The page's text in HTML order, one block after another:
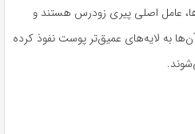
عامل اصلی پیری زودرس هستند و
به لایه‌های عمیق‌تر پوست نفوذ کرده